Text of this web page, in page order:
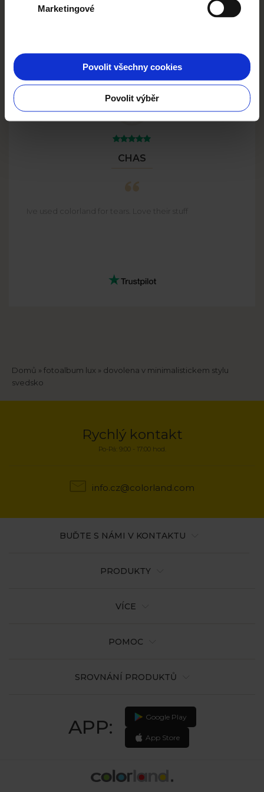
Marketingové
Povolit všechny cookies
Povolit výběr
DOPLŇKY 25 CZK
CHAS
Ive used colorland for tears. Love their stuff
Drobečková
navigace
Domů fotoalbum lux
dovolena v minimalistickem stylu
svedsko
Rychlý kontakt
Po-Pá: 9:00 - 17:00 hod.
info.cz@colorland.com
PRODUKTY
VÍCE
POMOC
SROVNÁNÍ PRODUKTŮ
APP: Google Play
App Store
BUĎTE S NÁMI V KONTAKTU